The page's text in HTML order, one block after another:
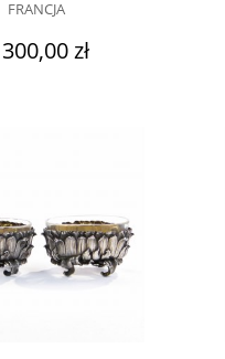
FRANCJA
zł